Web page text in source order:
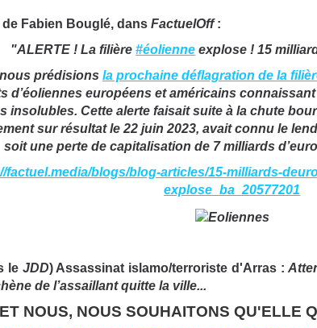
de Fabien Bouglé, dans FactuelOff:
"ALERTE ! La filière#éolienne explose ! 15
nous prédisionsla prochaine déflagration de la
d’éoliennes européens et américains
insolubles. Cette alerte faisait suite à la chute
sur résultat le 22 juin 2023, avait connu le
soit une perte de capitalisation de 7 milliards
factuel.media/blogs/blog-articles/15-milliards-
explose_ba_20577201
le JDD) Assassinat islamo/terroriste d'Arras :
de l’assaillant quitte la ville...
ET NOUS, NOUS SOUHAITONS QU'ELLE